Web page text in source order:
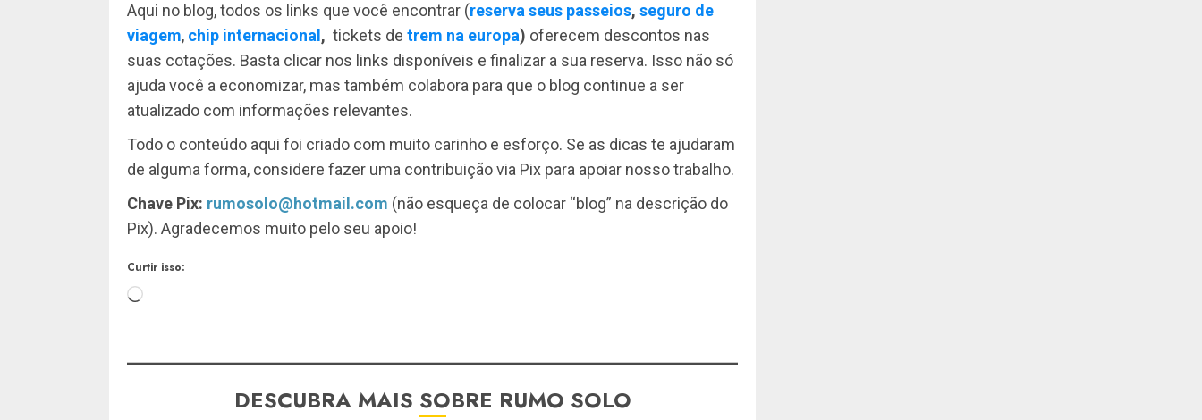
Aqui no blog, todos os links que você encontrar (reserva seus passeios, seguro de
viagem, chip internacional , tickets de trem na europa) oferecem descontos nas
suas cotações. Basta clicar nos links disponíveis e finalizar a sua reserva. Isso não só
ajuda você a economizar, mas também colabora para que o blog continue a ser
atualizado com informações relevantes.
Todo o conteúdo aqui foi criado com muito carinho e esforço. Se as dicas te ajudaram
de alguma forma, considere fazer uma contribuição via Pix para apoiar nosso trabalho.
Chave Pix: rumosolo@hotmail.com (não esqueça de colocar “blog” na descrição do
Pix). Agradecemos muito pelo seu apoio!
Curtir isso:
Carregando...
DESCUBRA MAIS SOBRE RUMO SOLO